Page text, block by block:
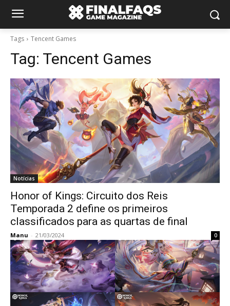
Tags Tencent Games
Tag: Tencent Games
Notícias
Honor of Kings: Circuito dos Reis
Temporada 2 define os primeiros
classificados para as quartas de final
Manu - 21/03/2024 0